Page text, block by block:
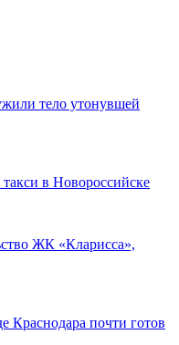
тело утонувшей
в Новороссийске
ЖК «Кларисса»,
Краснодара почти готов